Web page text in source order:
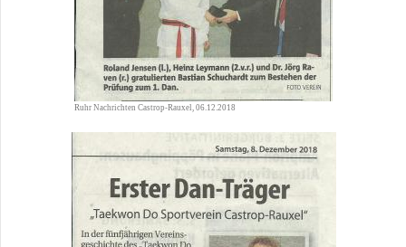
Ruhr Nachrichten Castrop-Rauxel, 06.12.2018